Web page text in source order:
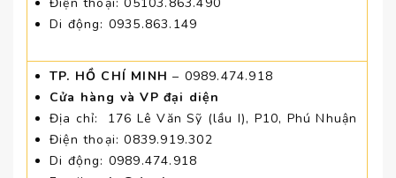
Di động: 0935.863.149
TP. HỒ CHÍ MINH – 0989.474.918
Cửa hàng và VP đại diện
Địa chỉ: 176 Lê Văn Sỹ (lầu I), P10, Phú Nhuận
Điện thoại: 0839.919.302
Di động: 0989.474.918